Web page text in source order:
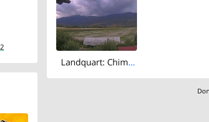
2
Landquart: Chimmispitz - Haldensteiner Calanda - Calandahütte SAC - Calanda